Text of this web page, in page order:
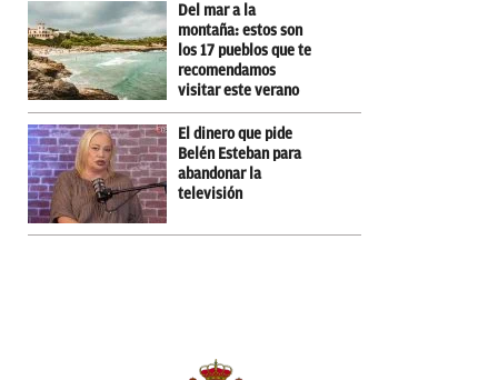
Del mar a la
montaña: estos son
los 17 pueblos que te
recomendamos
visitar este verano
El dinero que pide
Belén Esteban para
abandonar la
televisión